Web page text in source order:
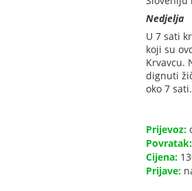
Nedjelja
U 7 sati
koji su
Krvavcu.
dignuti
oko 7 sati.
Prijevoz:
Povratak:
Cijena:
Prijave: